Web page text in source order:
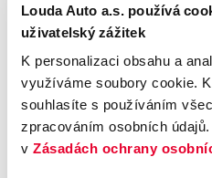
Louda Auto a.s. používá
uživatelský zážitek
K personalizaci obsahu a
využíváme soubory cookie.
souhlasíte s používáním
zpracováním osobních
v Zásadách ochrany
Výrobce
Mazda
Výbava
Homura
Motor